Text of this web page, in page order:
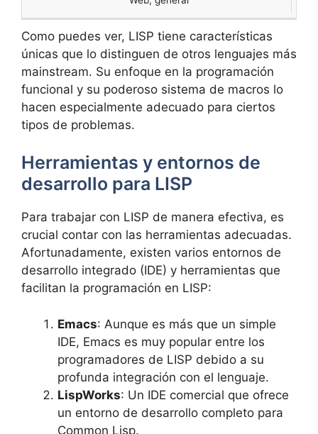
Como puedes ver, LISP tiene características
únicas que lo distinguen de otros lenguajes más
mainstream. Su enfoque en la programación
funcional y su poderoso sistema de macros lo
hacen especialmente adecuado para ciertos
tipos de problemas.
Herramientas y entornos de
desarrollo para LISP
Para trabajar con LISP de manera efectiva, es
crucial contar con las herramientas adecuadas.
Afortunadamente, existen varios entornos de
desarrollo integrado (IDE) y herramientas que
facilitan la programación en LISP:
Emacs: Aunque es más que un simple
IDE, Emacs es muy popular entre los
programadores de LISP debido a su
profunda integración con el lenguaje.
LispWorks: Un IDE comercial que ofrece
un entorno de desarrollo completo para
Common Lisp.